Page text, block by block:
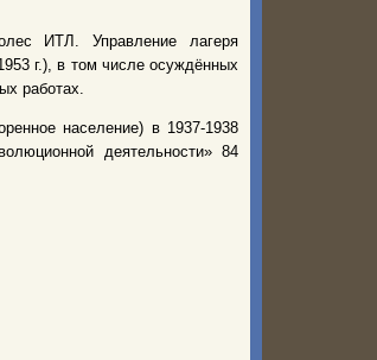
ИТЛ. Управление лагеря
г.), в том числе осуждённых
работах.
население) в 1937-1938
деятельности» 84